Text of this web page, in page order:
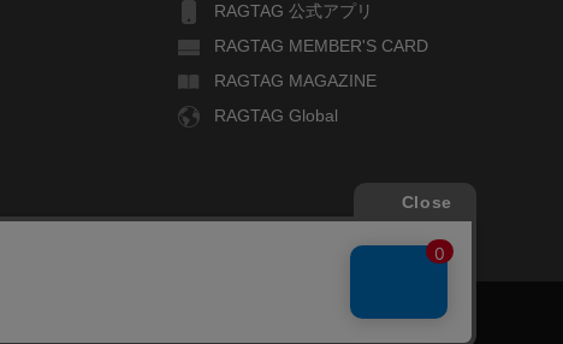
RAGTAG 公式アプリ
RAGTAG MEMBER'S CARD
RAGTAG MAGAZINE
RAGTAG Global